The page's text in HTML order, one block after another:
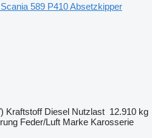
Scania 589 P410 Absetzkipper
Kraftstoff Diesel Nutzlast 12.910 kg
Feder/Luft Marke Karosserie